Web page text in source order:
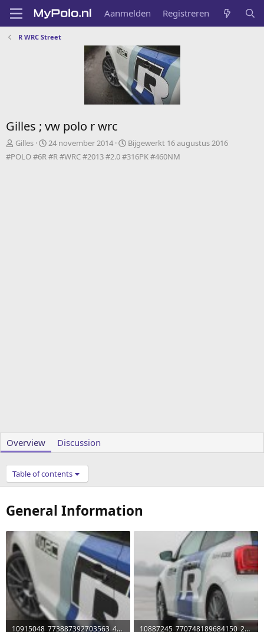
Aanmelden Registreren
R WRC Street
Gilles ; vw polo r wrc
A
d
Gilles
C
r
24 november 2014 Bijgewerkt 16 augustus 2016
#POLO #6R #R #WRC #2013 #2.0 #316PK #460NM
Overview Discussion
Table of contents
General Information
10915048_773887392703563_4598417549086132532_o.jpg
10887245_770748189684150_2236415306098956800_o.jpg